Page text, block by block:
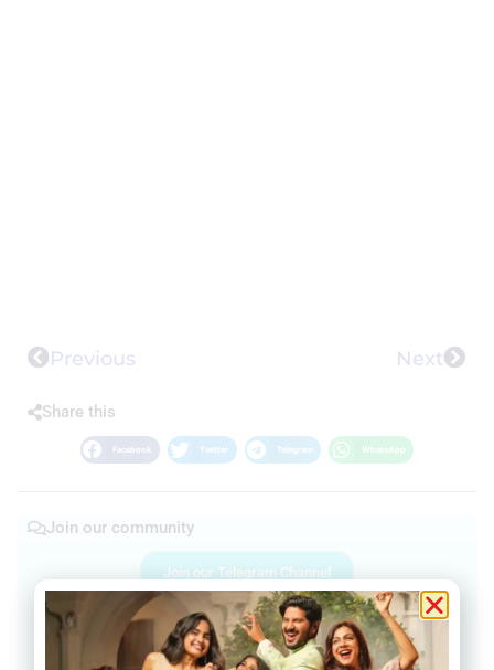
Previous Next
Share this
Facebook Twitter Telegram WhatsApp
Join our community
Join our Telegram Channel
Join Facebook group